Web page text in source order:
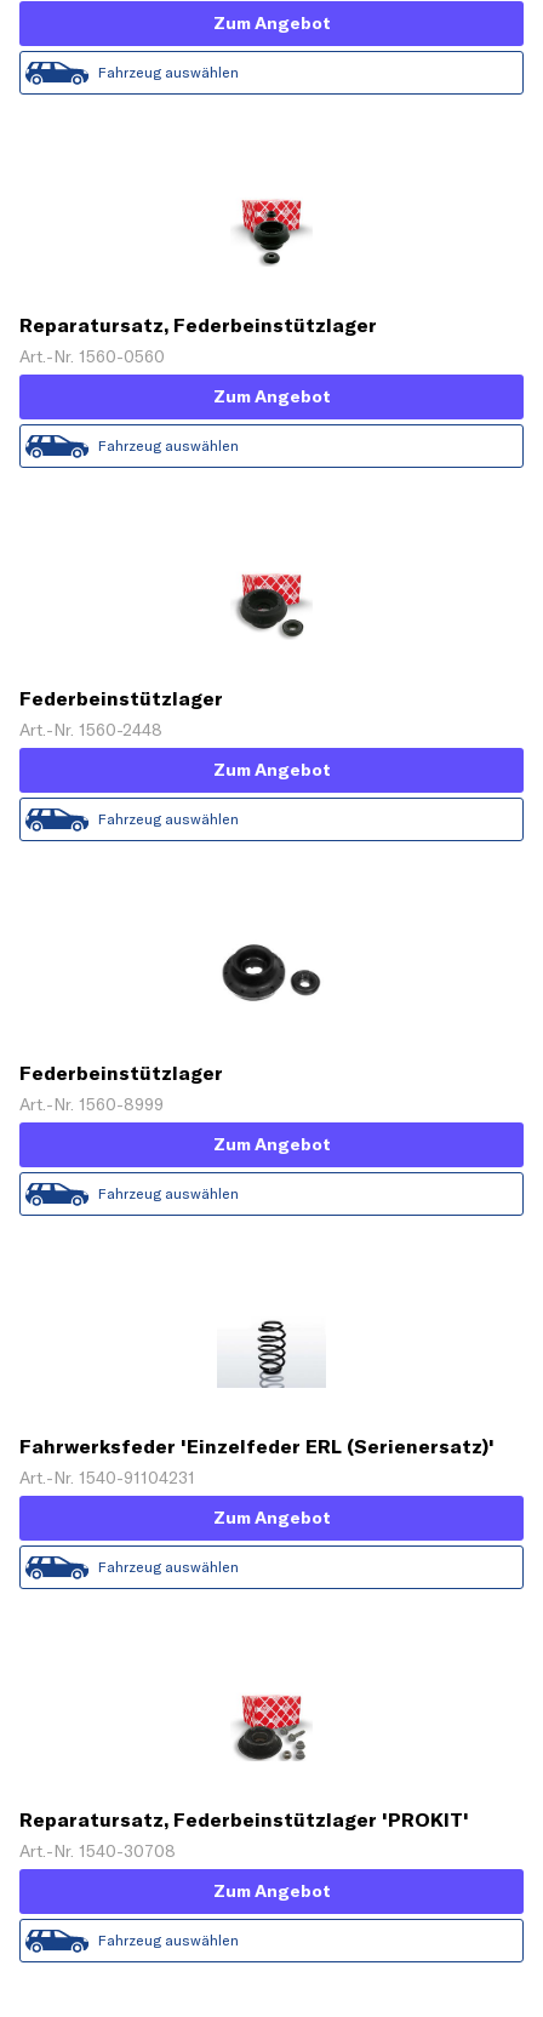
Zum Angebot
Fahrzeug auswählen
Reparatursatz, Federbeinstützlager
Art.-Nr. 1560-0560
Zum Angebot
Fahrzeug auswählen
Federbeinstützlager
Art.-Nr. 1560-2448
Zum Angebot
Fahrzeug auswählen
Federbeinstützlager
Art.-Nr. 1560-8999
Zum Angebot
Fahrzeug auswählen
Fahrwerksfeder 'Einzelfeder ERL (Serienersatz)'
Art.-Nr. 1540-91104231
Zum Angebot
Fahrzeug auswählen
Reparatursatz, Federbeinstützlager 'PROKIT'
Art.-Nr. 1540-30708
Zum Angebot
Fahrzeug auswählen